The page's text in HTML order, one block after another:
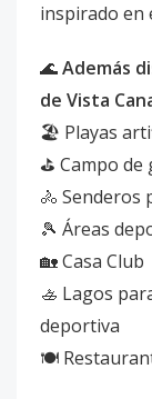
inspirado en
🌊Además
de Vista
🏖️ Playas
⛳ Campo
🚴 Senderos
🎾 Áreas
🏡 Casa Club
🚣 Lagos
deportiva
🍽️